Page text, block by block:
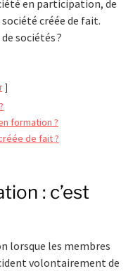
en participation, de
créée de fait.
sociétés ?
formation ?
de fait ?
: c’est
lorsque les membres
volontairement de